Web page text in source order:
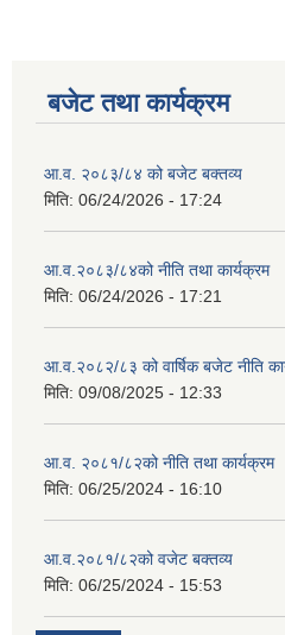
बजेट तथा कार्यक्रम
आ.व. २०८३/८४ को बजेट बक्तव्य
मिति: 06/24/2026 - 17:24
आ.व.२०८३/८४को नीति तथा कार्यक्रम
मिति: 06/24/2026 - 17:21
आ.व.२०८२/८३ को वार्षिक बजेट नीति
मिति: 09/08/2025 - 12:33
आ.व. २०८१/८२को नीति तथा कार्यक्रम
मिति: 06/25/2024 - 16:10
आ.व.२०८१/८२को वजेट बक्तव्य
मिति: 06/25/2024 - 15:53